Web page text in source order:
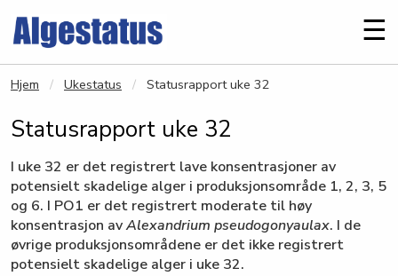
☰
Hjem Ukestatus Statusrapport uke 32
Statusrapport uke 32
I uke 32 er det registrert lave konsentrasjoner av
potensielt skadelige alger i produksjonsområde 1, 2, 3, 5
og 6. I PO1 er det registrert moderate til høy
konsentrasjon avAlexandrium pseudogonyaulax. I de
øvrige produksjonsområdene er det ikke registrert
potensielt skadelige alger i uke 32.